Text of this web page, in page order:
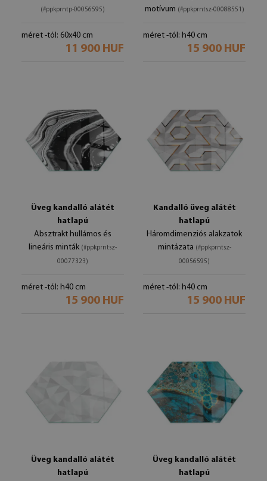
(#ppkprntp-00056595)
méret -tól: 60x40 cm
11 900 HUF
motívum (#ppkprntsz-00088551)
méret -tól: h40 cm
15 900 HUF
Üveg kandalló alátét
hatlapú
Absztrakt hullámos és
lineáris minták (#ppkprntsz-
00077323)
méret -tól: h40 cm
15 900 HUF
Kandalló üveg alátét
hatlapú
Háromdimenziós alakzatok
mintázata (#ppkprntsz-
00056595)
méret -tól: h40 cm
15 900 HUF
Üveg kandalló alátét
hatlapú
Üveg kandalló alátét
hatlapú